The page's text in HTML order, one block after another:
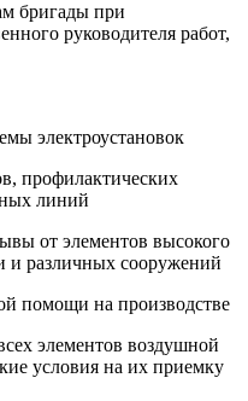
бригады при
руководителя работ,
электроустановок
профилактических
линий
от элементов высокого
и различных сооружений
помощи на производстве
элементов воздушной
условия на их приемку